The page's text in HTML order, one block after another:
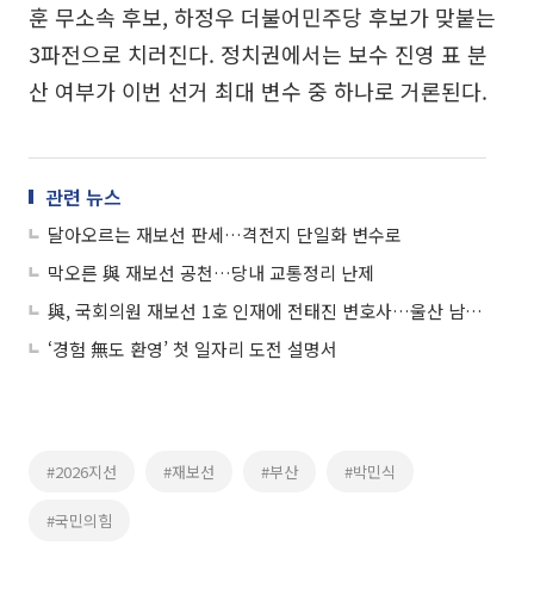
훈 무소속 후보, 하정우 더불어민주당 후보가 맞붙는
3파전으로 치러진다. 정치권에서는 보수 진영 표 분
산 여부가 이번 선거 최대 변수 중 하나로 거론된다.
관련 뉴스
달아오르는 재보선 판세…격전지 단일화 변수로
막오른 與 재보선 공천…당내 교통정리 난제
與, 국회의원 재보선 1호 인재에 전태진 변호사…울산 남갑 출마
‘경험 無도 환영’ 첫 일자리 도전 설명서
#2026지선 #재보선 #부산 #박민식
#국민의힘